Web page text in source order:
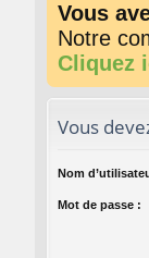
Vous
Notre
Cliquez
Vous
Nom
Mot de passe :